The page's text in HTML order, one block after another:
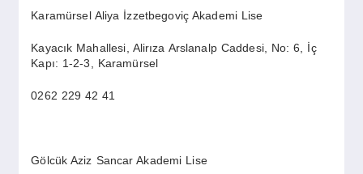
Karamürsel Aliya İzzetbegoviç Akademi Lise
Kayacık Mahallesi, Alirıza Arslanalp Caddesi, No: 6, İç
Kapı: 1-2-3, Karamürsel
0262 229 42 41
Gölcük Aziz Sancar Akademi Lise